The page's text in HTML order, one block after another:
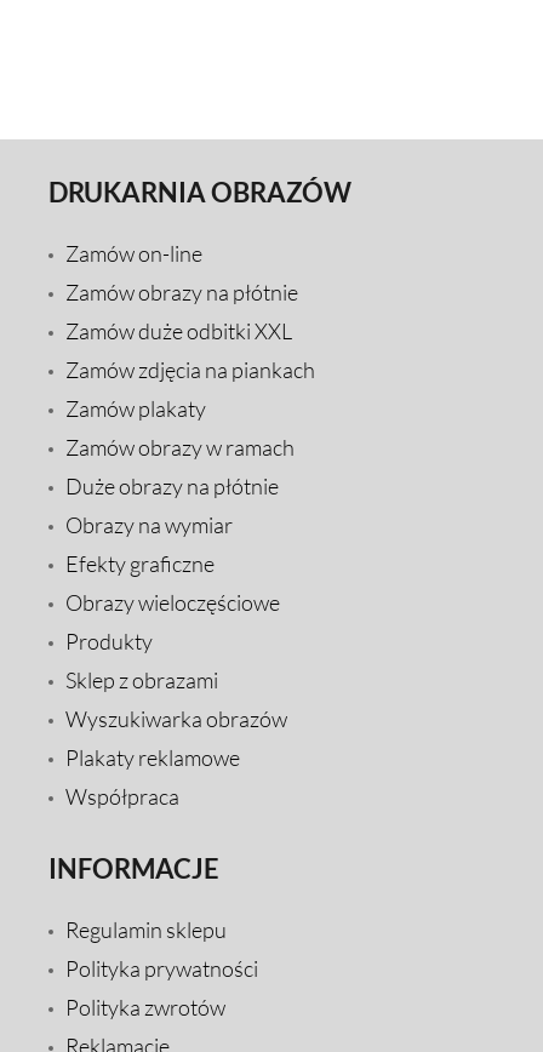
DRUKARNIA OBRAZÓW
Zamów on-line
Zamów obrazy na płótnie
Zamów duże odbitki XXL
Zamów zdjęcia na piankach
Zamów plakaty
Zamów obrazy w ramach
Duże obrazy na płótnie
Obrazy na wymiar
Efekty graficzne
Obrazy wieloczęściowe
Produkty
Sklep z obrazami
Wyszukiwarka obrazów
Plakaty reklamowe
Współpraca
INFORMACJE
Regulamin sklepu
Polityka prywatności
Polityka zwrotów
Reklamacje